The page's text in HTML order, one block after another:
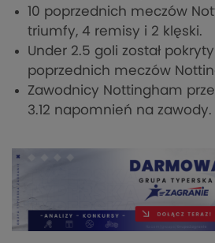
10 poprzednich meczów
triumfy, 4 remisy i 2 klęski.
Under 2.5 goli został pokryty
poprzednich meczów
Zawodnicy Nottingham
3.12 napomnień na zawody.